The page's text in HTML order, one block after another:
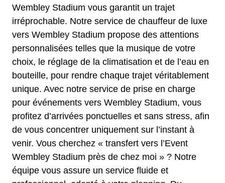
Wembley Stadium vous garantit un trajet
irréprochable. Notre service de chauffeur de luxe
vers Wembley Stadium propose des attentions
personnalisées telles que la musique de votre
choix, le réglage de la climatisation et de l’eau en
bouteille, pour rendre chaque trajet véritablement
unique. Avec notre service de prise en charge
pour événements vers Wembley Stadium, vous
profitez d’arrivées ponctuelles et sans stress, afin
de vous concentrer uniquement sur l’instant à
venir. Vous cherchez « transfert vers l’Event
Wembley Stadium près de chez moi » ? Notre
équipe vous assure un service fluide et